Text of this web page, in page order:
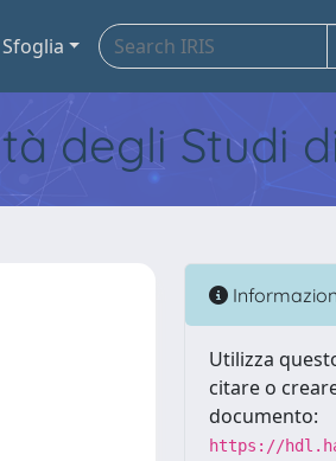
Sfoglia
degli Studi
Utilizza
citare o
documento:
https://